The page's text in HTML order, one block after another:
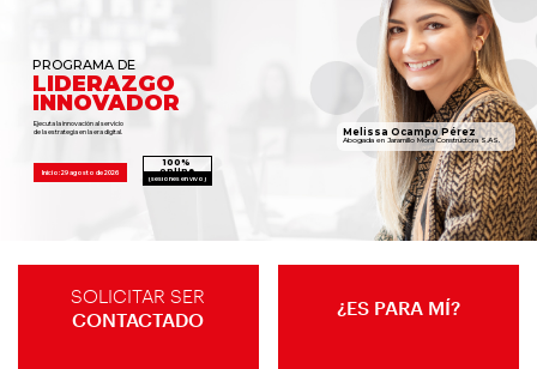
Melissa Ocampo Pérez
PROGRAMA DE
LIDERAZGO
INNOVADOR
Ejecuta la innovación al servicio
de la estrategia en la era digital.
Abogada en Jaramillo Mora Constructora S.AS.
Inicio: 29 agosto de 2026
100%
online
(sesiones en vivo)
SOLICITAR SER
CONTACTADO
¿ES PARA MÍ?